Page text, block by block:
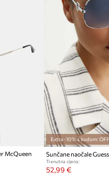
Modna marka
McQueen
Extra -10% s kodom:
Sunčane naočale Guess
Trenutna cijena:
52,99 €